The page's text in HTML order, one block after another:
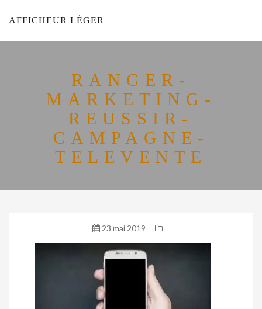
AFFICHEUR LÉGER
RANGER-
MARKETING-
REUSSIR-
CAMPAGNE-
TELEVENTE
23 mai 2019